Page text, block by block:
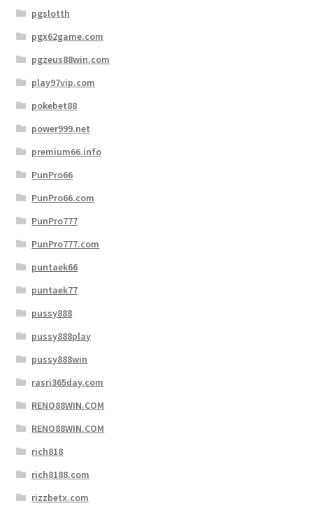
pgslotth
pgx62game.com
pgzeus88win.com
play97vip.com
pokebet88
power999.net
premium66.info
PunPro66
PunPro66.com
PunPro777
PunPro777.com
puntaek66
puntaek77
pussy888
pussy888play
pussy888win
rasri365day.com
RENO88WIN.COM
RENO88WIN.COM
rich818
rich8188.com
rizzbetx.com